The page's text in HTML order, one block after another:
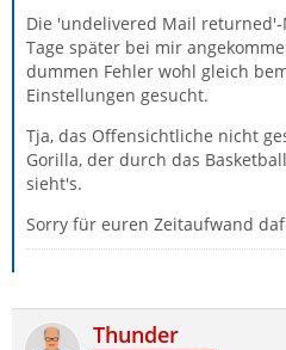
Die 'undelivered Mail
Tage später bei mir
dummen Fehler wohl gleich
Einstellungen gesucht.
Tja, das Offensichtliche nicht
Gorilla, der durch das
sieht's.
Sorry für euren Zeitaufwand
Thunder